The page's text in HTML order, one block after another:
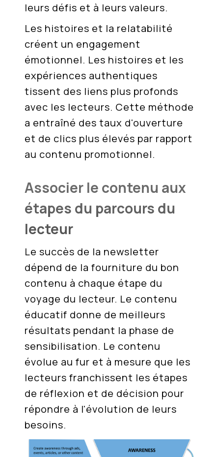
leurs défis et à leurs valeurs.
Les histoires et la relatabilité
créent un engagement
émotionnel. Les histoires et les
expériences authentiques
tissent des liens plus profonds
avec les lecteurs. Cette méthode
a entraîné des taux d'ouverture
et de clics plus élevés par rapport
au contenu promotionnel.
Associer le contenu aux
étapes du parcours du
lecteur
Le succès de la newsletter
dépend de la fourniture du bon
contenu à chaque étape du
voyage du lecteur. Le contenu
éducatif donne de meilleurs
résultats pendant la phase de
sensibilisation. Le contenu
évolue au fur et à mesure que les
lecteurs franchissent les étapes
de réflexion et de décision pour
répondre à l'évolution de leurs
besoins.